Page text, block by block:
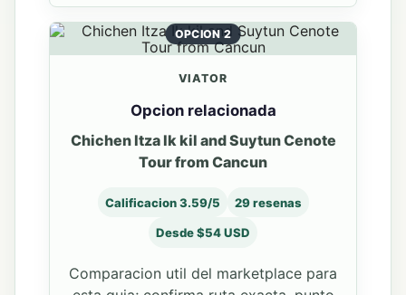
OPCION 2
VIATOR
Opcion relacionada
Chichen Itza Ik kil and Suytun Cenote
Tour from Cancun
Calificacion 3.59/5 29 resenas
Desde $54 USD
Comparacion util del marketplace para